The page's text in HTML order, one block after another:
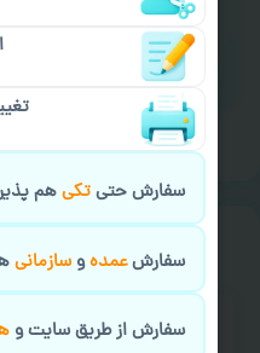
خیالت راحت از
سفارش حتیتکیهم
سفارشعمدهوسازمانی
سفارش از طریق سایت و